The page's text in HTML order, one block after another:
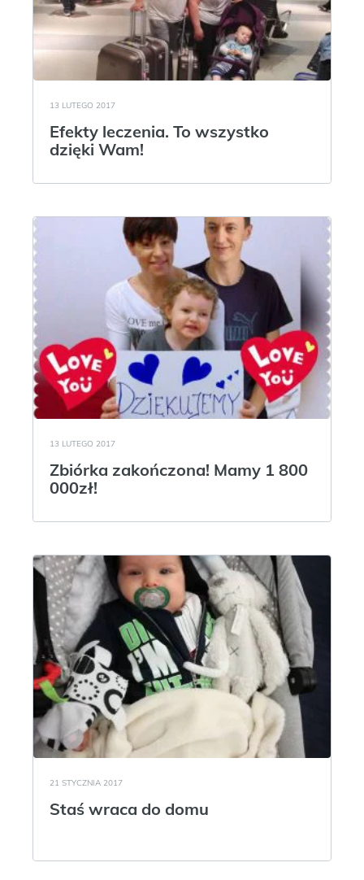
13 LUTEGO 2017
Efekty leczenia. To wszystko
dzięki Wam!
13 LUTEGO 2017
Zbiórka zakończona! Mamy 1 800
000zł!
21 STYCZNIA 2017
Staś wraca do domu